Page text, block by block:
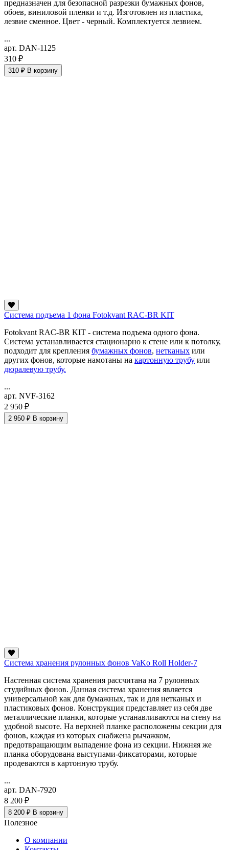
предназначен для безопасной разрезки бумажных фонов,
обоев, виниловой пленки и т.д. Изготовлен из пластика,
лезвие сменное. Цвет - черный. Комплектуется лезвием.
...
арт. DAN-1125
310 ₽
310 ₽ В корзину
Система подъема 1 фона Fotokvant RAC-BR KIT
Fotokvant RAC-BR KIT - система подъема одного фона.
Система устанавливается стационарно к стене или к потолку,
подходит для крепления бумажных фонов, нетканых или
других фонов, которые намотаны на картонную трубу или
дюралевую трубу.
...
арт. NVF-3162
2 950 ₽
2 950 ₽ В корзину
Система хранения рулонных фонов VaKo Roll Holder-7
Настенная система хранения рассчитана на 7 рулонных
студийных фонов. Данная система хранения является
универсальной как для бумажных, так и для нетканых и
пластиковых фонов. Конструкция представляет из себя две
металлические планки, которые устанавливаются на стену на
удобной высоте. На верхней планке расположены секции для
фонов, каждая из которых снабжена рычажком,
предотвращающим выпадение фона из секции. Нижняя же
планка оборудована выступами-фиксаторами, которые
продеваются в картонную трубу.
...
арт. DAN-7920
8 200 ₽
8 200 ₽ В корзину
Полезное
О компании